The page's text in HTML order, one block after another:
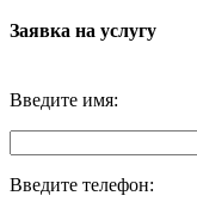
Заявка на услугу
Введите имя:
Введите телефон: